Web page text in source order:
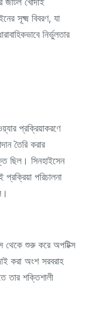
সূক্ষ্ম বিবরণ, যা
নির্ভুলতার
প্রক্রিয়াকরণে
তৈরি করার
ছিল। সিনহাইসেন
প্রক্রিয়া পরিচালনা
থেকে শুরু করে অপটিক্স
করা অংশ সরবরাহ
তার শক্তিশালী